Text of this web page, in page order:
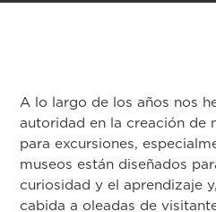
A lo largo de los años nos
autoridad en la creación de
para excursiones,
museos están diseñados
curiosidad y el aprendizaje
cabida a oleadas de